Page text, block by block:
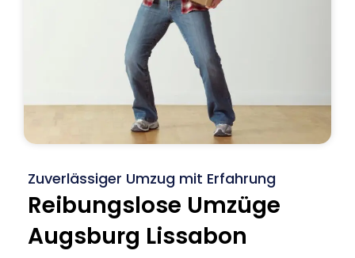
Zuverlässiger Umzug mit Erfahrung
Reibungslose Umzüge
Augsburg Lissabon